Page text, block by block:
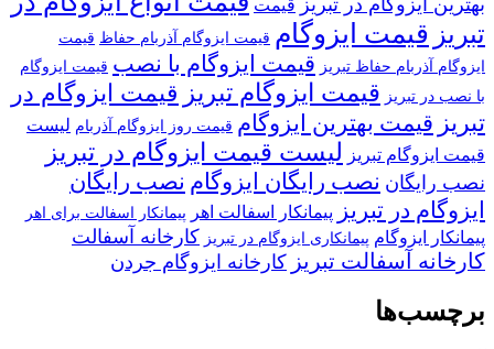
بهترین ایزوگام در تبریز قیمت
تبریز قیمت ایزوگام قیمت ایزوگام آذربام حفاظ قیمت
ایزوگام آذربام حفاظ تبریز قیمت ایزوگام با نصب قیمت ایزوگام
با نصب در تبریز قیمت ایزوگام تبریز قیمت ایزوگام در
تبریز قیمت بهترین ایزوگام قیمت روز ایزوگام آذربام لیست
قیمت ایزوگام تبریز لیست قیمت ایزوگام در تبریز
نصب رایگان نصب رایگان ایزوگام نصب رایگان
ایزوگام در تبریز پیمانکار اسفالت اهر پیمانکار اسفالت برای اهر
پیمانکار ایزوگام پیمانکاری ایزوگام در تبریز کارخانه آسفالت
کارخانه آسفالت تبریز کارخانه ایزوگام جردن
برچسب‌ها